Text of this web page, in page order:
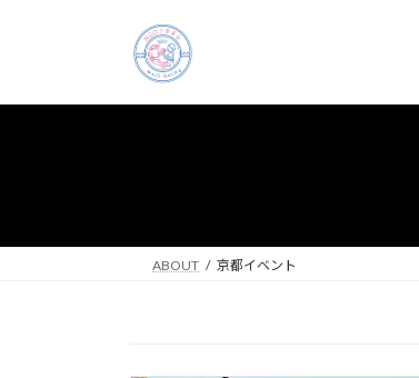
プ
動
ABOUT 京都イベント